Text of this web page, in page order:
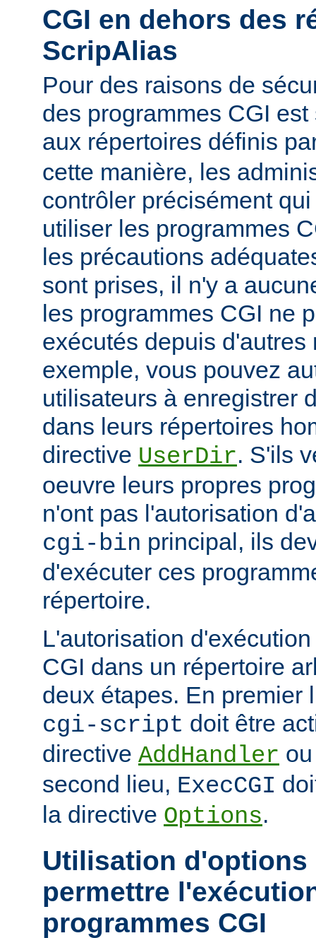
CGI en dehors des
ScripAlias
Pour des raisons de
des programmes CGI
aux répertoires définis
cette manière, les
contrôler précisément
utiliser les programmes
les précautions
sont prises, il n'y a
les programmes CGI ne
exécutés depuis d'autres
exemple, vous pouvez
utilisateurs à enregistrer
dans leurs répertoires
directive UserDir. S'ils
oeuvre leurs propres
n'ont pas l'autorisation
cgi-bin principal, ils
d'exécuter ces
répertoire.
L'autorisation
CGI dans un répertoire
deux étapes. En premier
cgi-script doit être
directive AddHandler
second lieu, ExecCGI
la directive Options.
Utilisation
permettre
programmes CGI